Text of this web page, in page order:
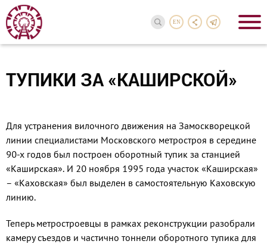
EN
ТУПИКИ ЗА «КАШИРСКОЙ»
Для устранения вилочного движения на Замоскворецкой
линии специалистами Московского метростроя в середине
90-х годов был построен оборотный тупик за станцией
«Каширская». И 20 ноября 1995 года участок «Каширская»
– «Каховская» был выделен в самостоятельную Каховскую
линию.
Теперь метростроевцы в рамках реконструкции разобрали
камеру съездов и частично тоннели оборотного тупика для